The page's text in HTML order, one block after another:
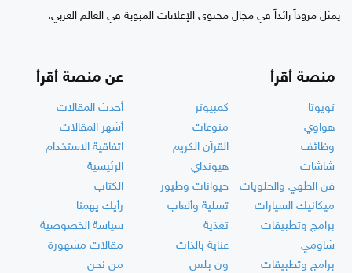
يمثل مزوداً رائداً في مجال محتوى الإعلانات المبوبة في العالم العربي.
منصة أقرأ
تويوتا
كمبيوتر
هواوي
منوعات
وظائف
القرآن الكريم
شاشات
هيونداي
فن الطهي والحلويات
حيوانات وطيور
ميكانيك السيارات
تسلية وألعاب
برامج وتطبيقات
تغذية
شاومي
عناية بالذات
برامج وتطبيقات
ون بلس
عن منصة أقرأ
أحدث المقالات
أشهر المقالات
اتفاقية الاستخدام
الرئيسية
الكتاب
رأيك يهمنا
سياسة الخصوصية
مقالات مشهورة
من نحن